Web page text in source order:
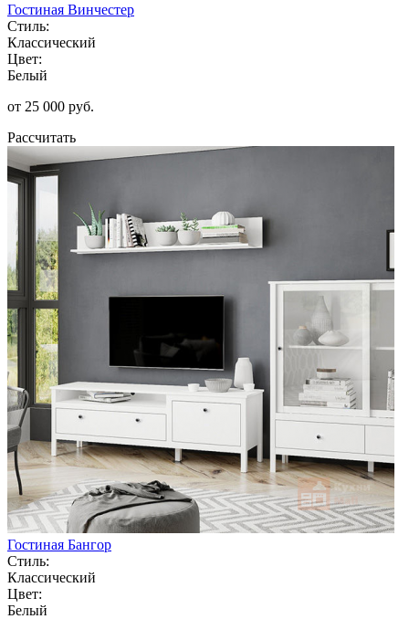
Гостиная Винчестер
Стиль:
Классический
Цвет:
Белый
от 25 000 руб.
Рассчитать
Гостиная Бангор
Стиль:
Классический
Цвет:
Белый